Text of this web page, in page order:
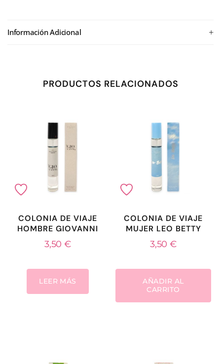
Información Adicional +
PRODUCTOS RELACIONADOS
COLONIA DE VIAJE
HOMBRE GIOVANNI
3,50€
LEER MÁS
COLONIA DE VIAJE
MUJER LEO BETTY
3,50€
AÑADIR AL
CARRITO